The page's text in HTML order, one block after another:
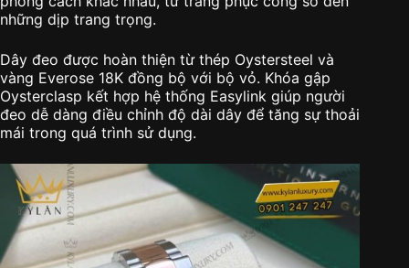
những dịp trang trọng.
Dây đeo được hoàn thiện từ thép Oystersteel và
vàng Everose 18K đồng bộ với bộ vỏ. Khóa gập
Oysterclasp kết hợp hệ thống Easylink giúp người
đeo dễ dàng điều chỉnh độ dài dây để tăng sự thoải
mái trong quá trình sử dụng.